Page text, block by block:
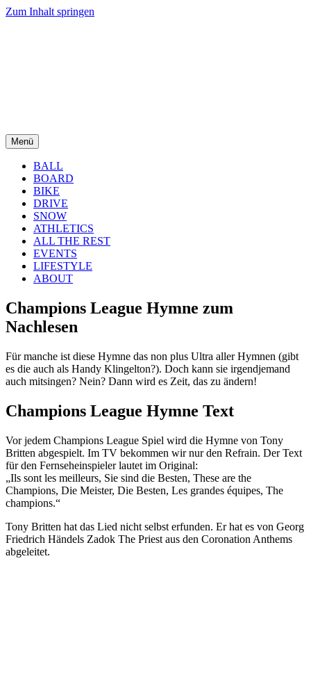
Zum Inhalt springen
Menü
BALL
BOARD
BIKE
DRIVE
SNOW
ATHLETICS
ALL THE REST
EVENTS
LIFESTYLE
ABOUT
Champions League Hymne zum
Nachlesen
Für manche ist diese Hymne das non plus Ultra aller Hymnen (gibt
es die auch als Handy Klingelton?). Doch kann sie irgendjemand
auch mitsingen? Nein? Dann wird es Zeit, das zu ändern!
Champions League Hymne Text
Vor jedem Champions League Spiel wird die Hymne von Tony
Britten abgespielt. Im TV bekommen wir nur den Refrain. Der Text
für den Fernseheinspieler lautet im Original:
„Ils sont les meilleurs, Sie sind die Besten, These are the
Champions, Die Meister, Die Besten, Les grandes équipes, The
champions.“
Tony Britten hat das Lied nicht selbst erfunden. Er hat es von Georg
Friedrich Händels Zadok The Priest aus den Coronation Anthems
abgeleitet.